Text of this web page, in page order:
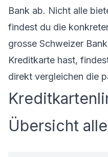
Bank ab. Nicht alle
findest du die
grosse Schweizer
Kreditkarte hast,
direkt vergleichen die
Übersicht